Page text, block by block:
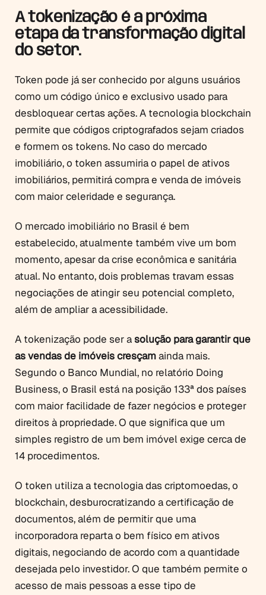
A tokenização é a próxima
etapa da transformação digital
do setor.
Token pode já ser conhecido por alguns usuários
como um código único e exclusivo usado para
desbloquear certas ações. A tecnologia blockchain
permite que códigos criptografados sejam criados
e formem os tokens. No caso do mercado
imobiliário, o token assumiria o papel de ativos
imobiliários, permitirá compra e venda de imóveis
com maior celeridade e segurança.
O mercado imobiliário no Brasil é bem
estabelecido, atualmente também vive um bom
momento, apesar da crise econômica e sanitária
atual. No entanto, dois problemas travam essas
negociações de atingir seu potencial completo,
além de ampliar a acessibilidade.
A tokenização pode ser asolução para garantir que
as vendas de imóveis cresçamainda mais.
Segundo o Banco Mundial, no relatório Doing
Business, o Brasil está na posição 133ª dos países
com maior facilidade de fazer negócios e proteger
direitos à propriedade. O que significa que um
simples registro de um bem imóvel exige cerca de
14 procedimentos.
O token utiliza a tecnologia das criptomoedas, o
blockchain, desburocratizando a certificação de
documentos, além de permitir que uma
incorporadora reparta o bem físico em ativos
digitais, negociando de acordo com a quantidade
desejada pelo investidor. O que também permite o
acesso de mais pessoas a esse tipo de